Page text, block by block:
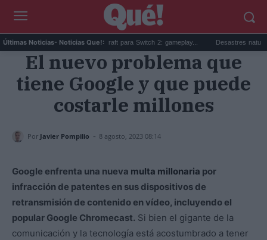
Últimas Noticias- Noticias Que!:
Beta sorpresa de Minecraft para Switch 2: gameplay... Desastres
El nuevo problema que
tiene Google y que puede
costarle millones
Por Javier Pompilio - 8 agosto, 2023 08:14
Google enfrenta una nueva multa millonaria por
infracción de patentes en sus dispositivos de
retransmisión de contenido en vídeo, incluyendo el
popular Google Chromecast. Si bien el gigante de la
comunicación y la tecnología está acostumbrado a tener